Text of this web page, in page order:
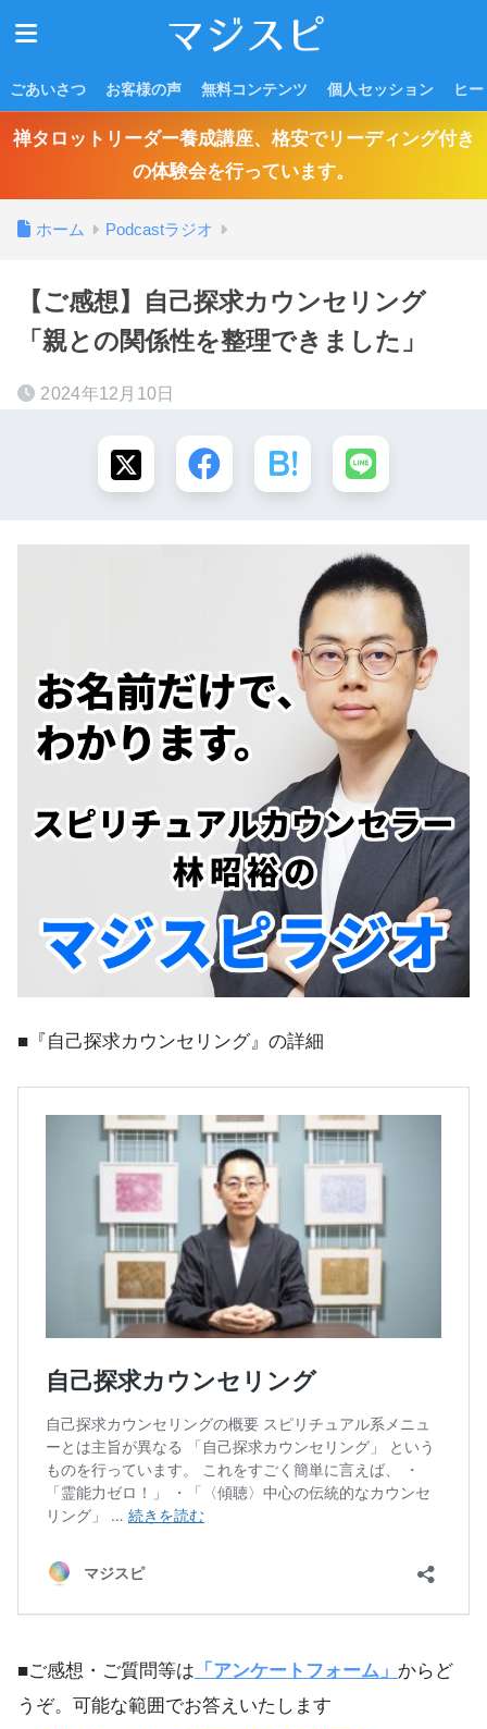
ごあいさつ お客様の声 無料コンテンツ 個人セッション ヒ
禅タロットリーダー養成講座、格安でリーディング付き
の体験会を行っています。
ホーム Podcastラジオ
【ご感想】自己探求カウンセリング
「親との関係性を整理できました」
2024年12月10日
■『自己探求カウンセリング』の詳細
■ご感想・ご質問等は 「アンケートフォーム」 からど
うぞ。可能な範囲でお答えいたします